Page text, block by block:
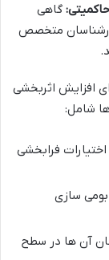
گاهی
متخصص
افزایش اثربخشی
شامل:
فرابخشی
سازی
آن ها در سطح